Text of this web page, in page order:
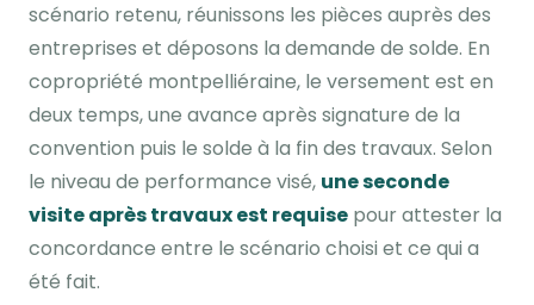
scénario retenu, réunissons les pièces auprès des
entreprises et déposons la demande de solde. En
copropriété montpelliéraine, le versement est en
deux temps, une avance après signature de la
convention puis le solde à la fin des travaux. Selon
le niveau de performance visé, une seconde
visite après travaux est requise pour attester la
concordance entre le scénario choisi et ce qui a
été fait.